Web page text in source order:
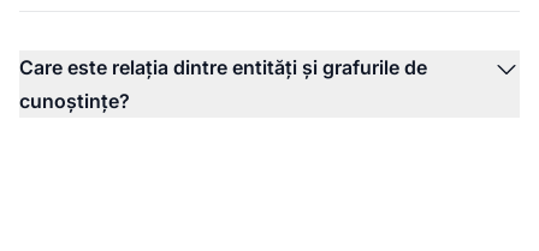
Care este relația dintre entități și grafurile de
cunoștințe?